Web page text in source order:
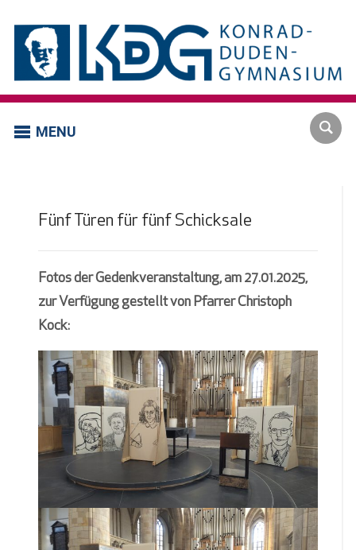
MENU
Fünf Türen für fünf Schicksale
Fotos der Gedenkveranstaltung, am 27.01.2025,
zur Verfügung gestellt von Pfarrer Christoph
Kock: